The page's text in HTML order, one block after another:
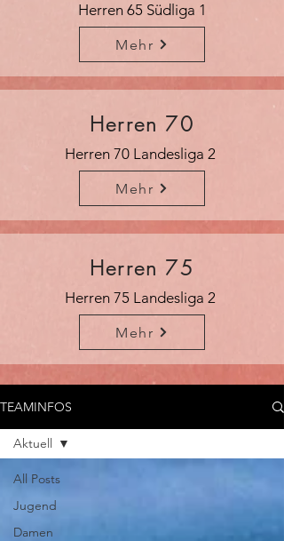
Herren 65 Südliga 1
Mehr
Herren 70
Herren 70 Landesliga 2
Mehr
Herren 75
Herren 75 Landesliga 2
Mehr
TEAMINFOS
All Posts
Jugend
Damen
Aktuell